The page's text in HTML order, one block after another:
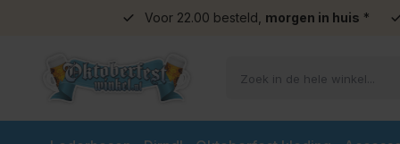
Voor 22.00 besteld, morgen in huis *